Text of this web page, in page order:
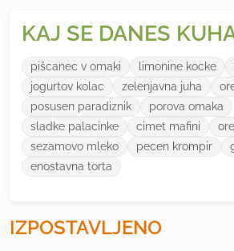
KAJ SE DANES
pišcanec v omaki limonine kocke
jogurtov kolac
zelenjavna juha
posusen paradiznik
porova omaka
sladke palacinke
cimet mafini
sezamovo mleko
pecen krompir
enostavna torta
IZPOSTAVLJENO